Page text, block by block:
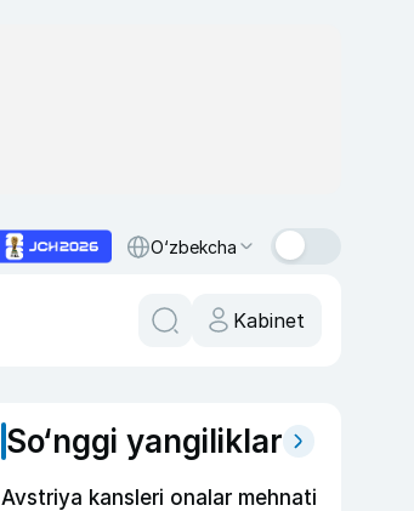
O‘zbekcha
Kabinet
So‘nggi yangiliklar
Avstriya kansleri onalar mehnati